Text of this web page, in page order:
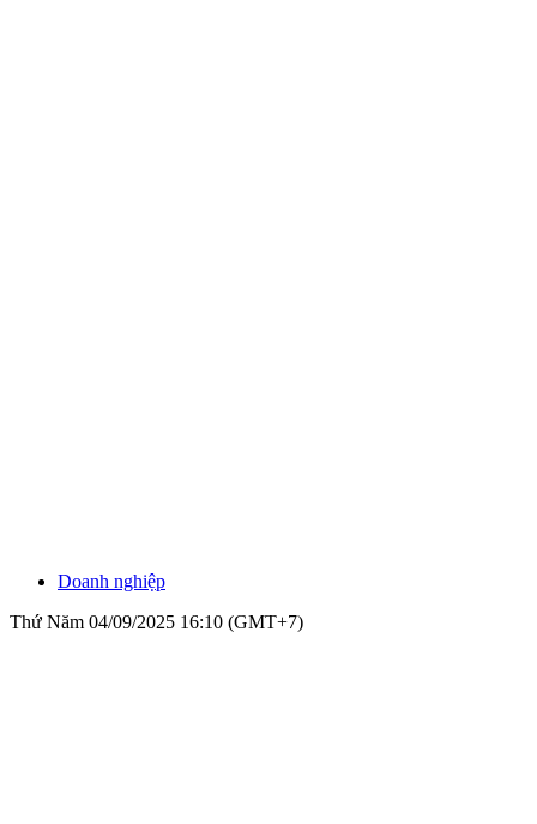
Doanh nghiệp
Thứ Năm 04/09/2025 16:10 (GMT+7)